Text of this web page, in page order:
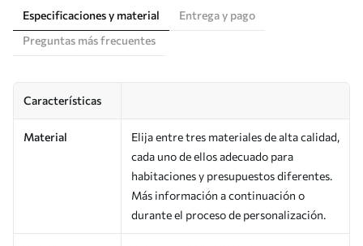
Especificaciones y material
Entrega y pago
Preguntas más frecuentes
Características
Material
Elija entre tres materiales de alta calidad,
cada uno de ellos adecuado para
habitaciones y presupuestos diferentes.
Más información a continuación o
durante el proceso de personalización.